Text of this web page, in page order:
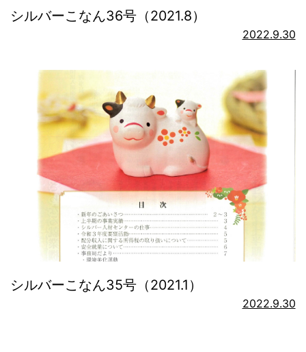
シルバーこなん36号（2021.8）
2022.9.30
シルバーこなん35号（2021.1）
2022.9.30